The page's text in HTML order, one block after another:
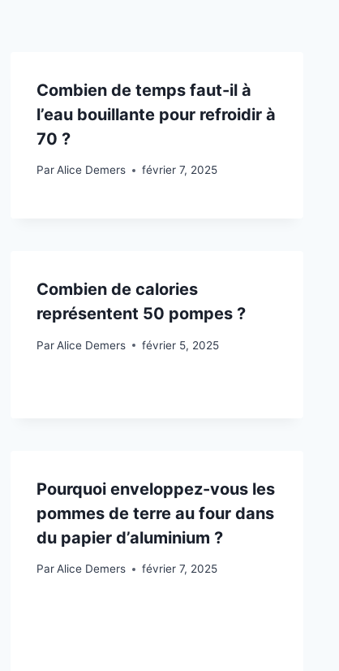
Combien de temps faut-il à
l’eau bouillante pour refroidir à
70 ?
ParAlice Demers février 7, 2025
Combien de calories
représentent 50 pompes ?
ParAlice Demers février 5, 2025
Pourquoi enveloppez-vous les
pommes de terre au four dans
du papier d’aluminium ?
ParAlice Demers février 7, 2025